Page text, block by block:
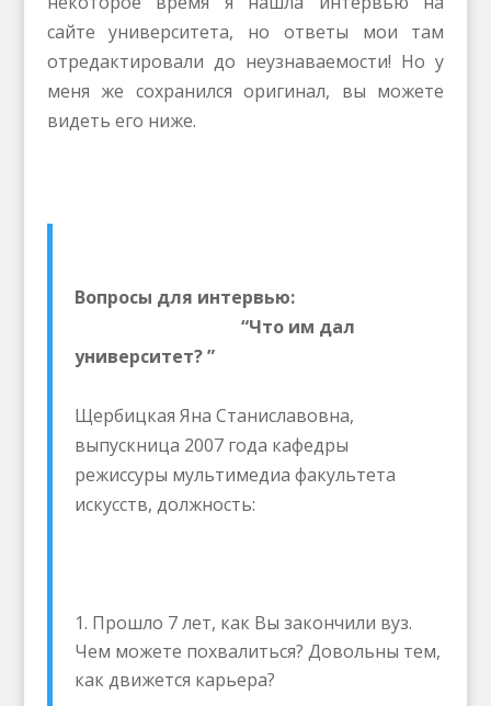
сайте университета, но ответы мои там
отредактировали до неузнаваемости! Но у
меня же сохранился оригинал, вы можете
видеть его ниже.
Вопросы для интервью:
“Что им дал
университет? ”
Щербицкая Яна Станиславовна,
выпускница 2007 года кафедры
режиссуры мультимедиа факультета
искусств, должность:
Прошло 7 лет, как Вы закончили вуз.
Чем можете похвалиться? Довольны тем,
как движется карьера?